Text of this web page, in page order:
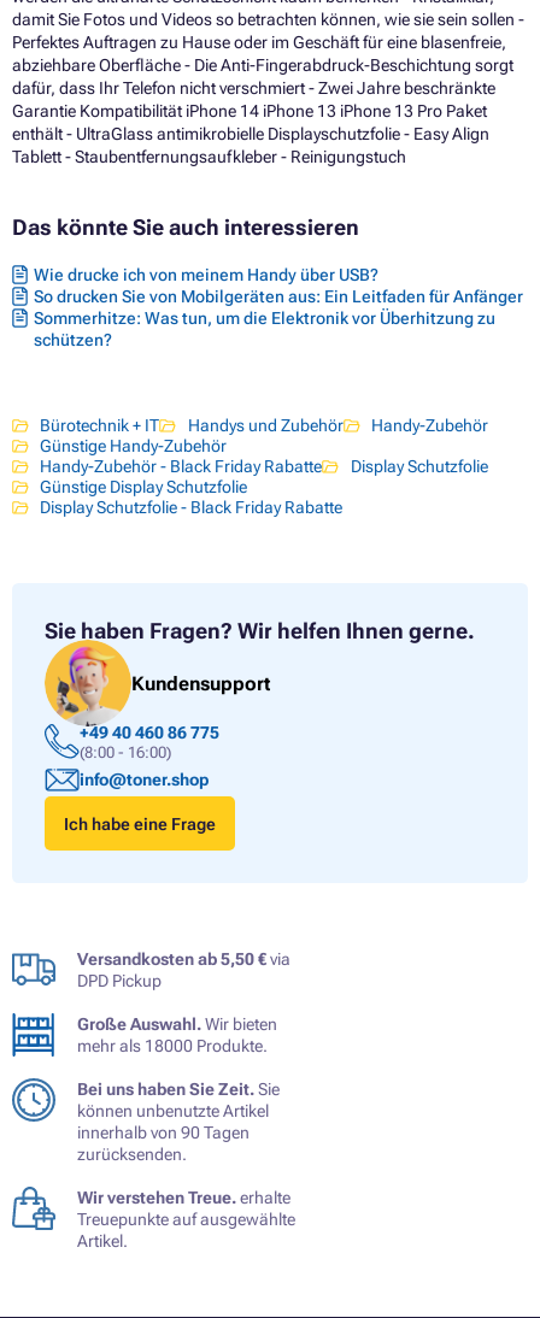
damit Sie Fotos und Videos so betrachten können, wie sie sein sollen -
Perfektes Auftragen zu Hause oder im Geschäft für eine blasenfreie,
abziehbare Oberfläche - Die Anti-Fingerabdruck-Beschichtung sorgt
dafür, dass Ihr Telefon nicht verschmiert - Zwei Jahre beschränkte
Garantie Kompatibilität iPhone 14 iPhone 13 iPhone 13 Pro Paket
enthält - UltraGlass antimikrobielle Displayschutzfolie - Easy Align
Tablett - Staubentfernungsaufkleber - Reinigungstuch
Das könnte Sie auch interessieren
Wie drucke ich von meinem Handy über USB?
So drucken Sie von Mobilgeräten aus: Ein Leitfaden für Anfänger
Sommerhitze: Was tun, um die Elektronik vor Überhitzung zu
schützen?
Bürotechnik + IT Handys und Zubehör
Handy-Zubehör
Günstige Handy-Zubehör
Handy-Zubehör - Black Friday Rabatte
Display Schutzfolie
Günstige Display Schutzfolie
Display Schutzfolie - Black Friday Rabatte
Sie haben Fragen? Wir helfen Ihnen gerne.
Kundensupport
+49 40 460 86 775
(8:00 - 16:00)
info@toner.shop
Ich habe eine Frage
Versandkosten ab 5,50 €via
DPD Pickup
Große Auswahl.Wir bieten
mehr als 18000 Produkte.
Bei uns haben Sie Zeit.Sie
können unbenutzte Artikel
innerhalb von 90 Tagen
zurücksenden.
Wir verstehen Treue.erhalte
Treuepunkte auf ausgewählte
Artikel.